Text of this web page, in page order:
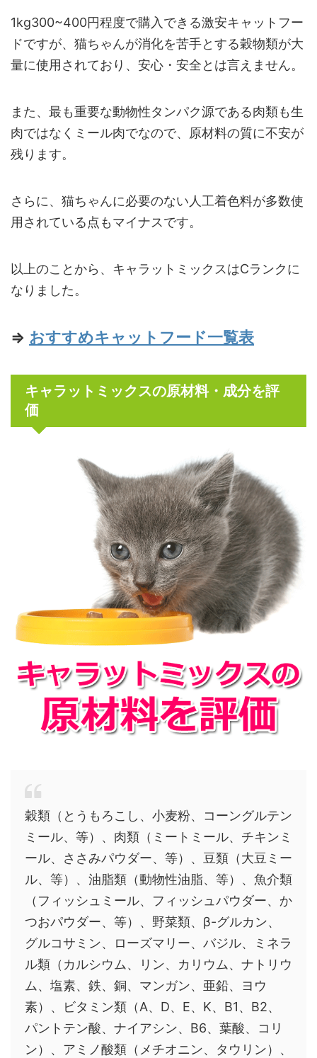
1kg300~400円程度で購入できる激安キャットフー
ドですが、猫ちゃんが消化を苦手とする穀物類が大
量に使用されており、安心・安全とは言えません。
また、最も重要な動物性タンパク源である肉類も生
肉ではなくミール肉でなので、原材料の質に不安が
残ります。
さらに、猫ちゃんに必要のない人工着色料が多数使
用されている点もマイナスです。
以上のことから、キャラットミックスはCランクに
なりました。
⇒ おすすめキャットフード一覧表
キャラットミックスの原材料・成分を評
価
穀類（とうもろこし、小麦粉、コーングルテン
ミール、等）、肉類（ミートミール、チキンミ
ール、ささみパウダー、等）、豆類（大豆ミー
ル、等）、油脂類（動物性油脂、等）、魚介類
（フィッシュミール、フィッシュパウダー、か
つおパウダー、等）、野菜類、β-グルカン、
グルコサミン、ローズマリー、バジル、ミネラ
ル類（カルシウム、リン、カリウム、ナトリウ
ム、塩素、鉄、銅、マンガン、亜鉛、ヨウ
素）、ビタミン類（A、D、E、K、B1、B2、
パントテン酸、ナイアシン、B6、葉酸、コリ
ン）、アミノ酸類（メチオニン、タウリン）、